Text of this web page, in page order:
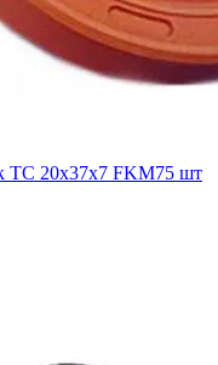
TC 20х37х7 FKM75 шт